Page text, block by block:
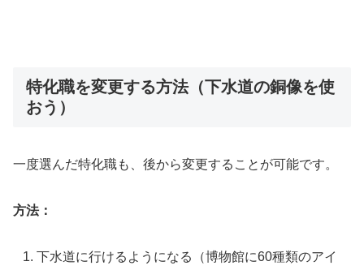
特化職を変更する方法（下水道の銅像を使
おう）
一度選んだ特化職も、後から変更することが可能です。
方法：
下水道に行けるようになる（博物館に60種類のアイ